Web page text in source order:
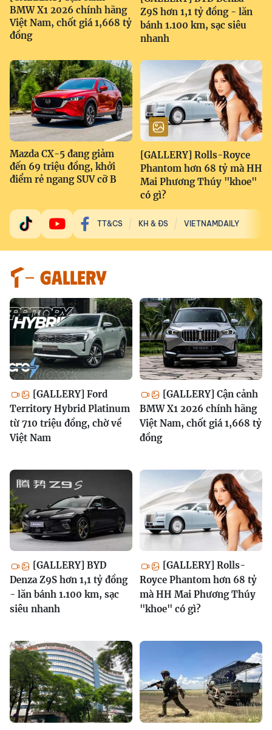
BMW X1 2026 chính hãng
Việt Nam, chốt giá 1,668 tỷ
đồng
Z9S hơn 1,1 tỷ đồng - lăn
bánh 1.100 km, sạc siêu
nhanh
Mazda CX-5 đang giảm
đến 69 triệu đồng, khởi
điểm rẻ ngang SUV cỡ B
[GALLERY] Rolls-Royce
Phantom hơn 68 tỷ mà HH
Mai Phương Thúy "khoe"
có gì?
TT&CS KH & ĐS VIETNAMDAILY
GALLERY
[GALLERY] Ford
Territory Hybrid Platinum
từ 710 triệu đồng, chờ về
Việt Nam
[GALLERY] Cận cảnh
BMW X1 2026 chính hãng
Việt Nam, chốt giá 1,668 tỷ
đồng
[GALLERY] BYD
Denza Z9S hơn 1,1 tỷ đồng
- lăn bánh 1.100 km, sạc
siêu nhanh
[GALLERY] Rolls-
Royce Phantom hơn 68 tỷ
mà HH Mai Phương Thúy
"khoe" có gì?